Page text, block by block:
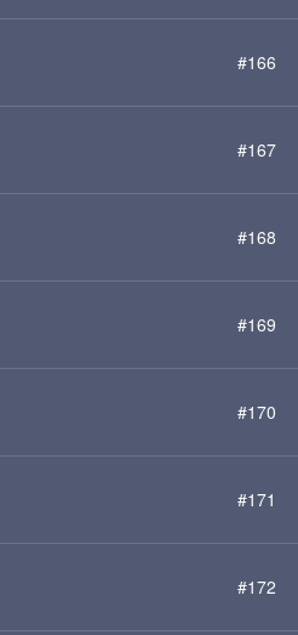
#167
#168
#169
#170
#171
#172
#173